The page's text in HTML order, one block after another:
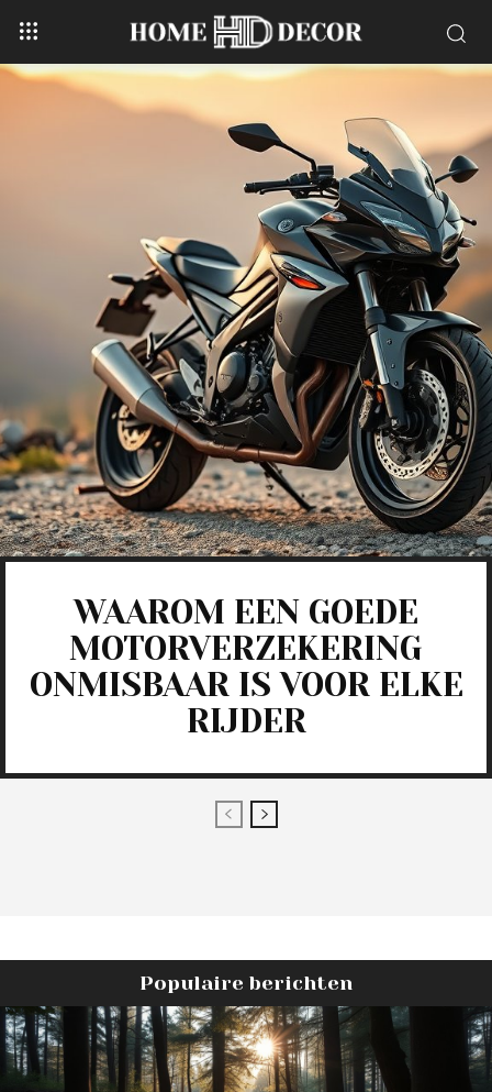
WAAROM EEN GOEDE
MOTORVERZEKERING
ONMISBAAR IS VOOR ELKE
RIJDER
Populaire berichten